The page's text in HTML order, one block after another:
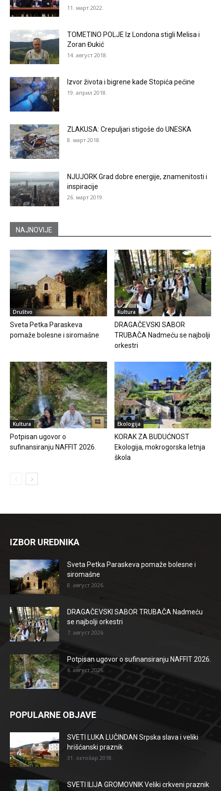
11. март 2022.
TOMETINO POLJE Iz Londona stigli Melisa i
Zoran Đukić
14. август 2018.
Izvor života i bigrene kade Stopića pećine
19. април 2018.
ZLAKUSA: Crepuljari stigoše do UNESKA
8. март 2018.
NJUJORK Grad dobre energije, znamenitosti i
inspiracije
26. март 2019.
NAJNOVIJE
Društvo
Sveta Petka Paraskeva
pomaže bolesne i siromašne
Kultura
DRAGAČEVSKI SABOR
TRUBAČA Nadmeću se najbolji
orkestri
Kultura
Potpisan ugovor o
sufinansiranju NAFFIT 2026.
Ekologija
KORAK ZA BUDUĆNOST
Ekologija, mokrogorska letnja
škola
IZBOR UREDNIKA
Sveta Petka Paraskeva pomaže bolesne i
siromašne
8. август 2026.
DRAGAČEVSKI SABOR TRUBAČA Nadmeću
se najbolji orkestri
7. август 2026.
Potpisan ugovor o sufinansiranju NAFFIT 2026.
6. август 2026.
POPULARNE OBJAVE
SVETI LUKA LUČINDAN Srpska slava i veliki
hrišćanski praznik
31. октобар 2018.
SVETI ILIJA GROMOVNIK Veliki crkveni praznik